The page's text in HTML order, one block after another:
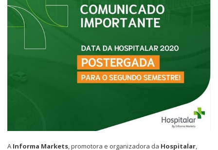
A Informa Markets, promotora e organizadora da Hospitalar,